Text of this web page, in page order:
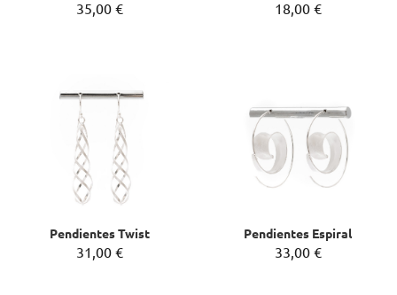
35,00 € 18,00 €
Pendientes Twist
31,00 €
Pendientes Espiral
33,00 €